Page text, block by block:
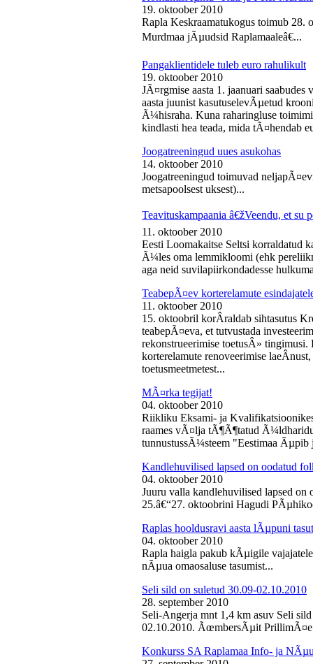
19. oktoober 2010
Rapla Keskraamatukogus toimub
Murdmaa jÃµudsid Raplamaaleâ€...
Pangaklientidele tuleb euro rahulikult
19. oktoober 2010
JÃ¤rgmise aasta 1. jaanuari
aasta juunist kasutuselevÃµetud
Ã¼hisraha. Kuna raharingluse
kindlasti hea teada, mida tÃ¤hendab
Joogatreeningud uues asukohas
14. oktoober 2010
Joogatreeningud toimuvad
metsapoolsest uksest)...
Teavituskampaania â€žVeendu, et su
11. oktoober 2010
Eesti Loomakaitse Seltsi korraldatud
Ã¼les oma lemmikloomi (ehk
aga neid suvilapiirkondadesse
TeabepÃ¤ev korterelamute
11. oktoober 2010
15. oktoobril korÂ­raldab sihtasutus
teabepÃ¤eva, et tutvustada
rekonstrueerimise toetusÂ»
korterelamute renoveerimise
toetusmeetmetest...
MÃ¤rka tegijat!
04. oktoober 2010
Riikliku Eksami- ja
raames vÃ¤lja tÃ¶Ã¶tatud
tunnustussÃ¼steem "Eestimaa
Kandlehuvilised lapsed on oodatud
04. oktoober 2010
Juuru valla kandlehuvilised lapsed
25.â€“27. oktoobrini Hagudi
Raplas hooldusravi aasta lÃµpuni
04. oktoober 2010
Rapla haigla pakub kÃµigile
nÃµua omaosaluse tasumist...
Seli sild on suletud 30.09-02.10.2010
28. september 2010
Seli-Angerja mnt 1,4 km asuv Seli
02.10.2010. ÃœmbersÃµit
Konkurss SA Raplamaa Info- ja